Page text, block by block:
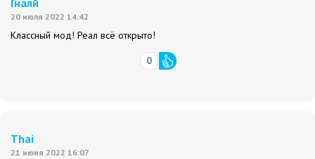
Гналй
20 июля 2022 14:42
Классный мод! Реал всё открыто!
0
Thai
21 июня 2022 16:07